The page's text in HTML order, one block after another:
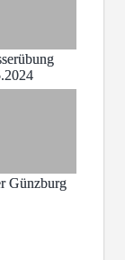
Günzburg